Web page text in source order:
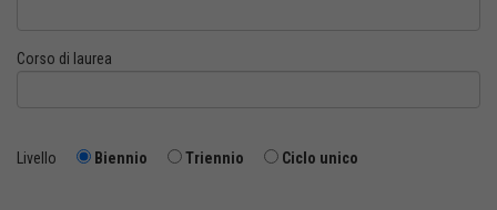
Corso di laurea
Livello Biennio Triennio Ciclo unico